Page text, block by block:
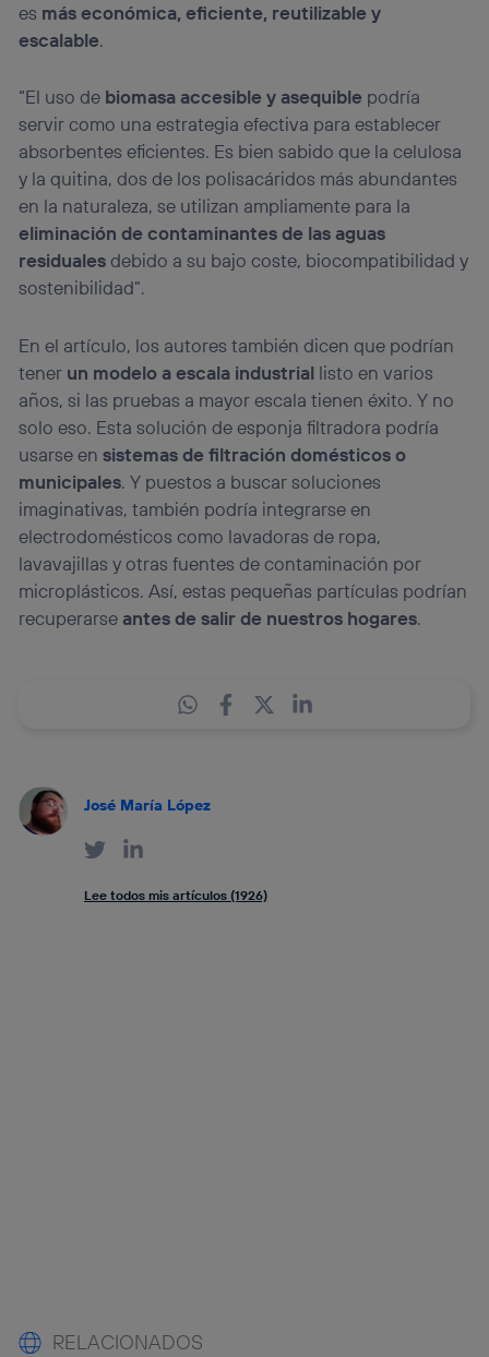
es más económica, eficiente, reutilizable y
escalable.
“El uso de biomasa accesible y asequible podría
servir como una estrategia efectiva para establecer
absorbentes eficientes. Es bien sabido que la celulosa
y la quitina, dos de los polisacáridos más abundantes
en la naturaleza, se utilizan ampliamente para la
eliminación de contaminantes de las aguas
residualesdebido a su bajo coste, biocompatibilidad y
sostenibilidad”.
En el artículo, los autores también dicen que podrían
tener un modelo a escala industrial listo en varios
años, si las pruebas a mayor escala tienen éxito. Y no
solo eso. Esta solución de esponja filtradora podría
usarse ensistemas de filtración domésticos o
municipales. Y puestos a buscar soluciones
imaginativas, también podría integrarse en
electrodomésticos como lavadoras de ropa,
lavavajillas y otras fuentes de contaminación por
microplásticos. Así, estas pequeñas partículas podrían
recuperarse antes de salir de nuestros hogares.
José María López
Lee todos mis artículos (1926)
RELACIONADOS